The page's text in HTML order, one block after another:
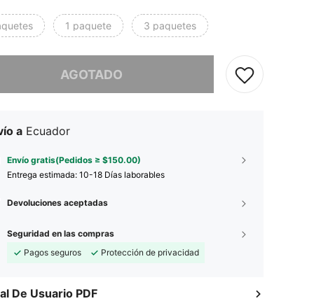
1 paquete 3 paquetes
AGOTADO
a Ecuador
Envío gratis(Pedidos ≥ $150.00)
Entrega estimada: 10-18 Días laborables
Devoluciones aceptadas
Seguridad en las compras
Pagos seguros
Protección de privacidad
De Usuario PDF